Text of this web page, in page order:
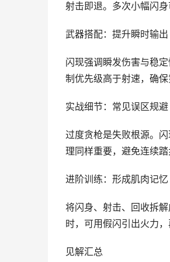
射击即退。多次小幅闪
武器搭配：提升瞬时输出
闪现强调瞬发伤害与稳
制优先级高于射速，确
实战细节：常见误区规避
过度贪枪是失败根源。
理同样重要，避免连续
进阶训练：形成肌肉记忆
将闪身、射击、回收拆
时，可用假闪引出火力
见解汇总